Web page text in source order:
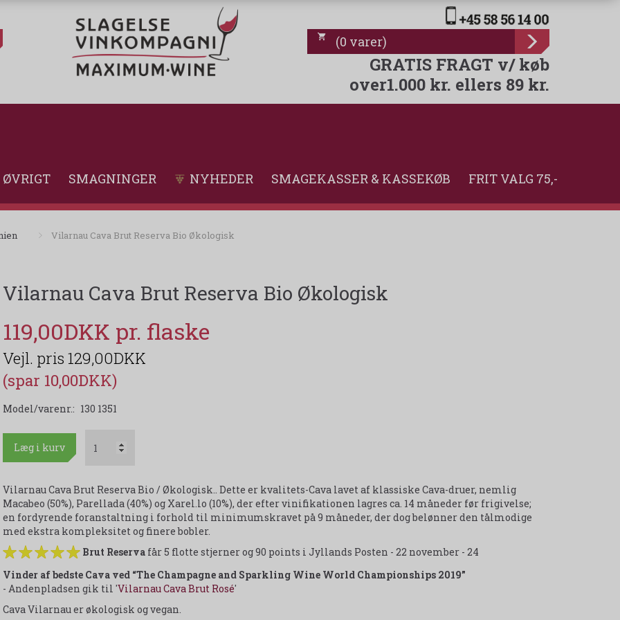
(0 varer)
GRATIS FRAGT v/ køb
over1.000 kr. ellers 89 kr.
ØVRIGT SMAGNINGER NYHEDER SMAGEKASSER & KASSEKØB FRIT VALG 75,-
Vilarnau Cava Brut Reserva Bio Økologisk
Vilarnau Cava Brut Reserva Bio Økologisk
119,00DKK
129,00DKK
(spar 10,00DKK)
Model/varenr.: 130 1351
Læg i kurv
Vilarnau Cava Brut Reserva Bio / Økologisk.. Dette er kvalitets-Cava lavet af klassiske Cava-druer, nemlig
Macabeo (50%), Parellada (40%) og Xarel.lo (10%), der efter vinifikationen lagres ca. 14 måneder før frigivelse;
en fordyrende foranstaltning i forhold til minimumskravet på 9 måneder, der dog belønner den tålmodige
med ekstra kompleksitet og finere bobler.
Brut Reservafår 5 flotte stjerner og 90 points i Jyllands Posten - 22 november - 24
Vinder af bedste Cava ved “The Champagne and Sparkling Wine World Championships 2019”
- Andenpladsen gik til 'Vilarnau Cava Brut Rosé'
Cava Vilarnau er økologisk og vegan.